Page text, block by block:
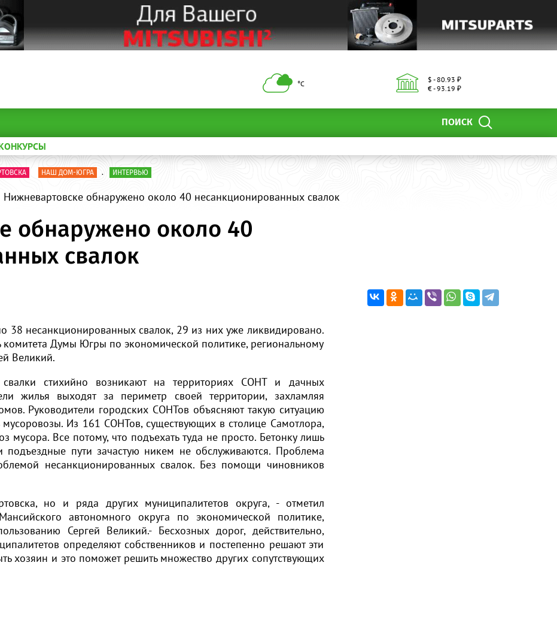
°С
$ - 80.93 ₽
€ - 93.19 ₽
ПОИСК
НАШ ДОМ-ЮГРА . ИНТЕРВЬЮ
Нижневартовске обнаружено около 40 несанкционированных свалок
обнаружено около 40
свалок
38 несанкционированных свалок, 29 из них уже ликвидировано.
Думы Югры по экономической политике, региональному
Великий.
стихийно возникают на территориях СОНТ и дачных
жилья выходят за периметр своей территории, захламляя
Руководители городских СОНТов объясняют такую ситуацию
мусоровозы. Из 161 СОНТов, существующих в столице Самотлора,
Все потому, что подъехать туда не просто. Бетонку лишь
пути зачастую никем не обслуживаются. Проблема
несанкционированных свалок. Без помощи чиновников
но и ряда других муниципалитетов округа, - отметил
автономного округа по экономической политике,
Сергей Великий.- Бесхозных дорог, действительно,
определяют собственников и постепенно решают эти
хозяин и это поможет решить множество других сопутствующих